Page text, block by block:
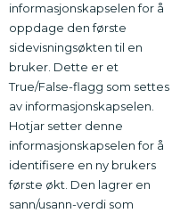
informasjonskapselen for å
oppdage den første
sidevisningsøkten til en
bruker. Dette er et
True/False-flagg som settes
av informasjonskapselen.
Hotjar setter denne
informasjonskapselen for å
identifisere en ny brukers
første økt. Den lagrer en
sann/usann-verdi som